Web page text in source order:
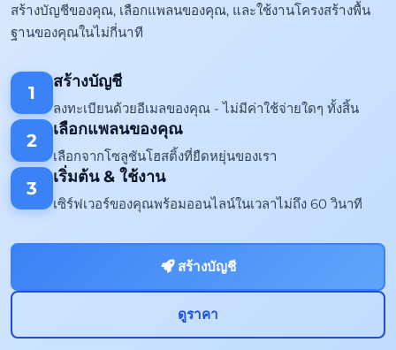
สร้างบัญชีของคุณ, เลือกแพลนของคุณ, และใช้งานโครงสร้างพื้น
ฐานของคุณในไม่กี่นาที
1
สร้างบัญชี
ลงทะเบียนด้วยอีเมลของคุณ - ไม่มีค่าใช้จ่ายใดๆ ทั้งสิ้น
2
เลือกแพลนของคุณ
เลือกจากโซลูชันโฮสติ้งที่ยืดหยุ่นของเรา
3
เริ่มต้น & ใช้งาน
เซิร์ฟเวอร์ของคุณพร้อมออนไลน์ในเวลาไม่ถึง 60 วินาที
สร้างบัญชี
ดูราคา